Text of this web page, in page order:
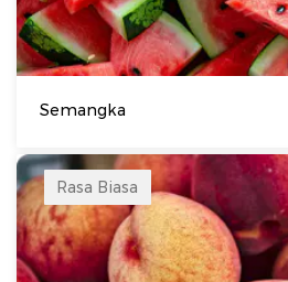
Semangka
Rasa Biasa